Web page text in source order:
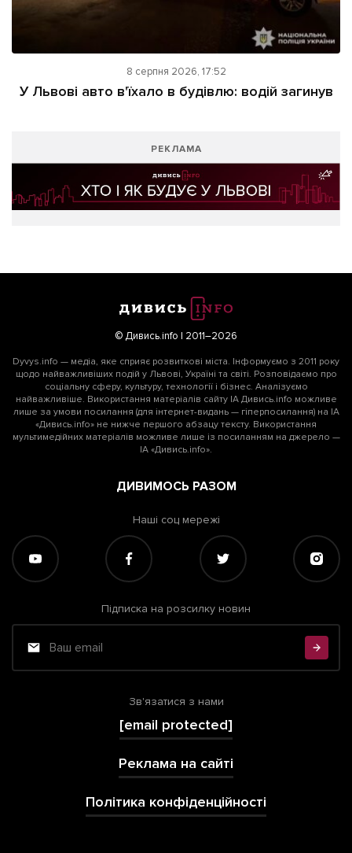
8 серпня 2026, 17:52
У Львові авто в'їхало в будівлю: водій загинув
РЕКЛАМА
© Дивись.info | 2011–2026
Dyvys.info — медіа, яке сприяє розвиткові міста. Інформуємо з 2011 року
щодо найважливіших подій у Львові, Україні та світі. Розповідаємо про
соціальну сферу, культуру, технології і бізнес. Аналізуємо
найважливіше. Використання матеріалів сайту ІА Дивись.info можливе
лише за умови посилання (для інтернет-видань — гіперпосилання) на ІА
«Дивись.info» не нижче першого абзацу тексту. Використання
мультимедійних матеріалів можливе лише із посиланням на джерело —
ІА «Дивись.info».
ДИВИМОСЬ РАЗОМ
Наші соц мережі
Підписка на розсилку новин
Зв'язатися з нами
[email protected]
Реклама на сайті
Політика конфіденційності